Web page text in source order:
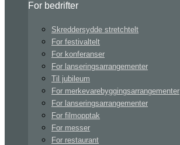
For bedrifter
Skreddersydde stretchtelt
For festivaltelt
For konferanser
For lanseringsarrangementer
Til jubileum
For merkevarebyggingsarrangementer
For lanseringsarrangementer
For filmopptak
For messer
For restaurant